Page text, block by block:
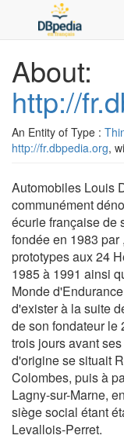
About:
http://
An Entity of Type :
http://fr.dbpedia.org,
Automobiles Louis
communément
écurie française de
fondée en 1983
prototypes aux 24
1985 à 1991 ainsi
Monde
d'exister à la suite
de son fondateur le
trois jours avant
d'origine se situait
Colombes, puis à
Lagny-sur-Marne,
siège social étant
Levallois-Perret.